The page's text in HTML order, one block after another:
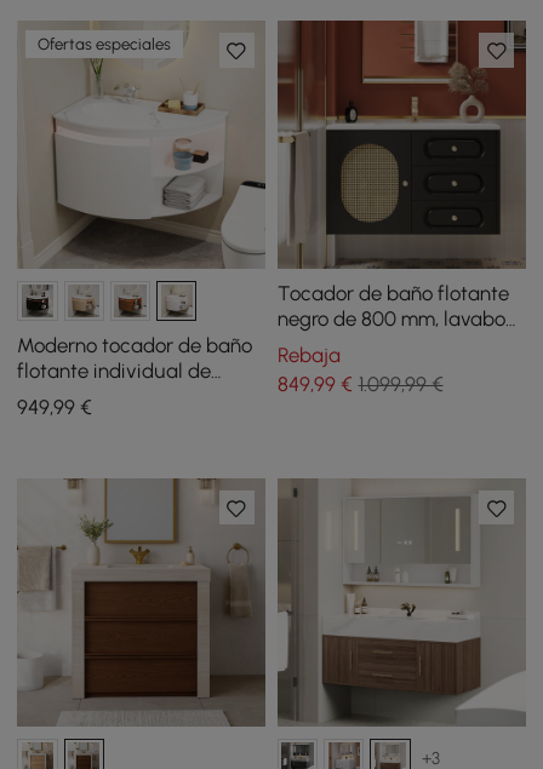
Ofertas especiales
Moderno tocador de baño
flotante individual de
esquina de 91 cm con
lavabo, luz LED y
949,99 €
Tocador de baño flotante
negro de 800 mm, lavabo
de cerámica bajo tapa con
armario de puerta de ratán
Rebaja
849,99€ 1.099,99 €
+3